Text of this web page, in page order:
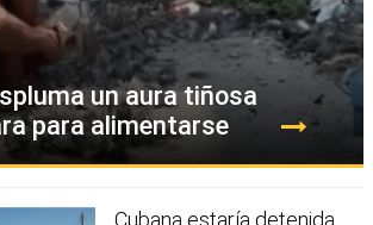
un aura tiñosa
para alimentarse
Cubana estaría detenida